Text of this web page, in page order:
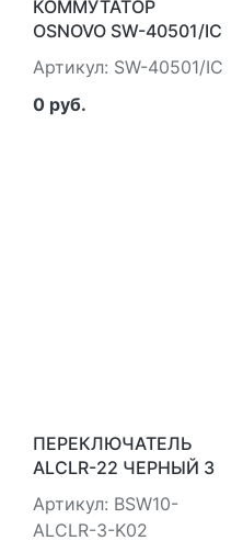
КОММУТАТОР
OSNOVO SW-40501/IC
Артикул: SW-40501/IC
0 руб.
ПЕРЕКЛЮЧАТЕЛЬ
АLСLR-22 ЧЕРНЫЙ 3
ПОЛОЖ. I-O-II 1З+1Р
IEK IEK BSW10-
ALCLR-3-K02
Артикул: BSW10-
ALCLR-3-K02